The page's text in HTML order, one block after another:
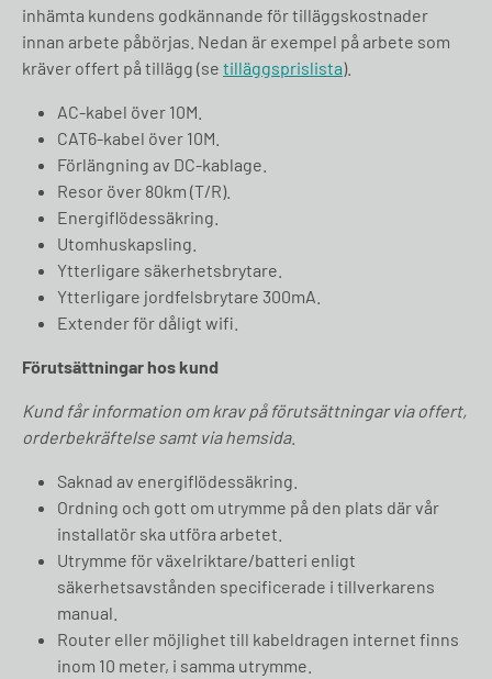
inhämta kundens godkännande för tilläggskostnader
innan arbete påbörjas. Nedan är exempel på arbete som
kräver offert på tillägg (se tilläggsprislista).
AC-kabel över 10M.
CAT6-kabel över 10M.
Förlängning av DC-kablage.
Resor över 80km (T/R).
Energiflödessäkring.
Utomhuskapsling.
Ytterligare säkerhetsbrytare.
Ytterligare jordfelsbrytare 300mA.
Extender för dåligt wifi.
Förutsättningar hos kund
Kund får information om krav på förutsättningar via offert,
orderbekräftelse samt via hemsida.
Saknad av energiflödessäkring.
Ordning och gott om utrymme på den plats där vår
installatör ska utföra arbetet.
Utrymme för växelriktare/batteri enligt
säkerhetsavstånden specificerade i tillverkarens
manual.
Router eller möjlighet till kabeldragen internet finns
inom 10 meter, i samma utrymme.